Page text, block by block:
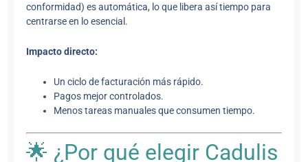
conformidad) es automática, lo que libera así tiempo para
centrarse en lo esencial.
Impacto directo:
Un ciclo de facturación más rápido.
Pagos mejor controlados.
Menos tareas manuales que consumen tiempo.
🌟 ¿Por qué elegir Cadulis